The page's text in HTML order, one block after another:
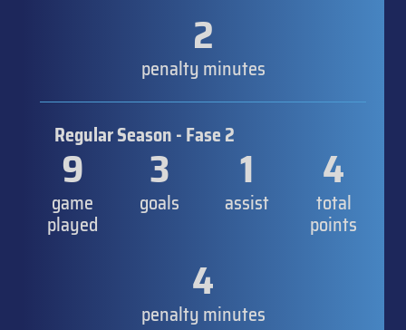
2
penalty minutes
Regular Season - Fase 2
9
game
played
3
goals
1
assist
4
total
points
4
penalty minutes